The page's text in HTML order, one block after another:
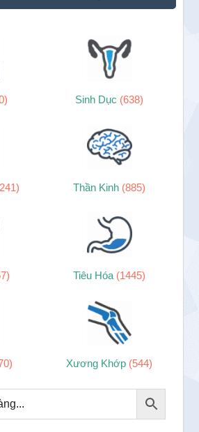
Sinh Dục (638)
Thần Kinh (885)
Tiêu Hóa (1445)
Xương Khớp (544)